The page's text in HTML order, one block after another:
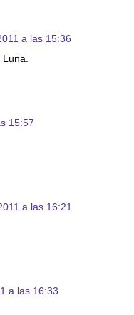
a las 15:36
Luna.
15:57
a las 16:21
a las 16:33